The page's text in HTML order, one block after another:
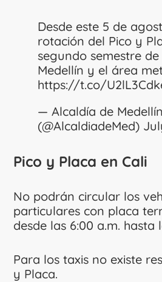
Desde este 5 de
rotación del Pico y
segundo semestre de
Medellín y el área
https://t.co/
— Alcaldía de Medellín
(@AlcaldiadeMed)
Pico y Placa en Cali
No podrán circular los
particulares con placa
desde las 6:00 a.m. hasta
Para los taxis no existe
y Placa.